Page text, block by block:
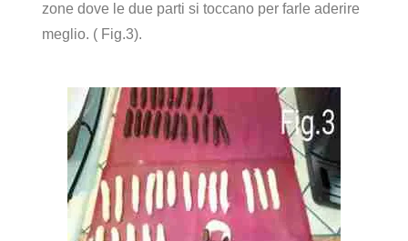
zone dove le due parti si toccano per farle aderire
meglio. ( Fig.3).